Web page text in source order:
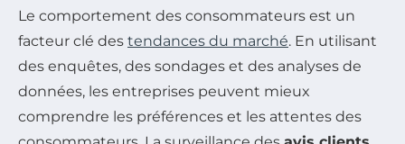
Le comportement des consommateurs est un
facteur clé des tendances du marché. En utilisant
des enquêtes, des sondages et des analyses de
données, les entreprises peuvent mieux
comprendre les préférences et les attentes des